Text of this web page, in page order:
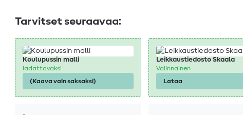
Tarvitset seuraavaa:
Koulupussin malli
ladattavaksi
(Kaava vain saksaksi)
Leikkaustiedosto Skaala
Valinnainen
Lataa